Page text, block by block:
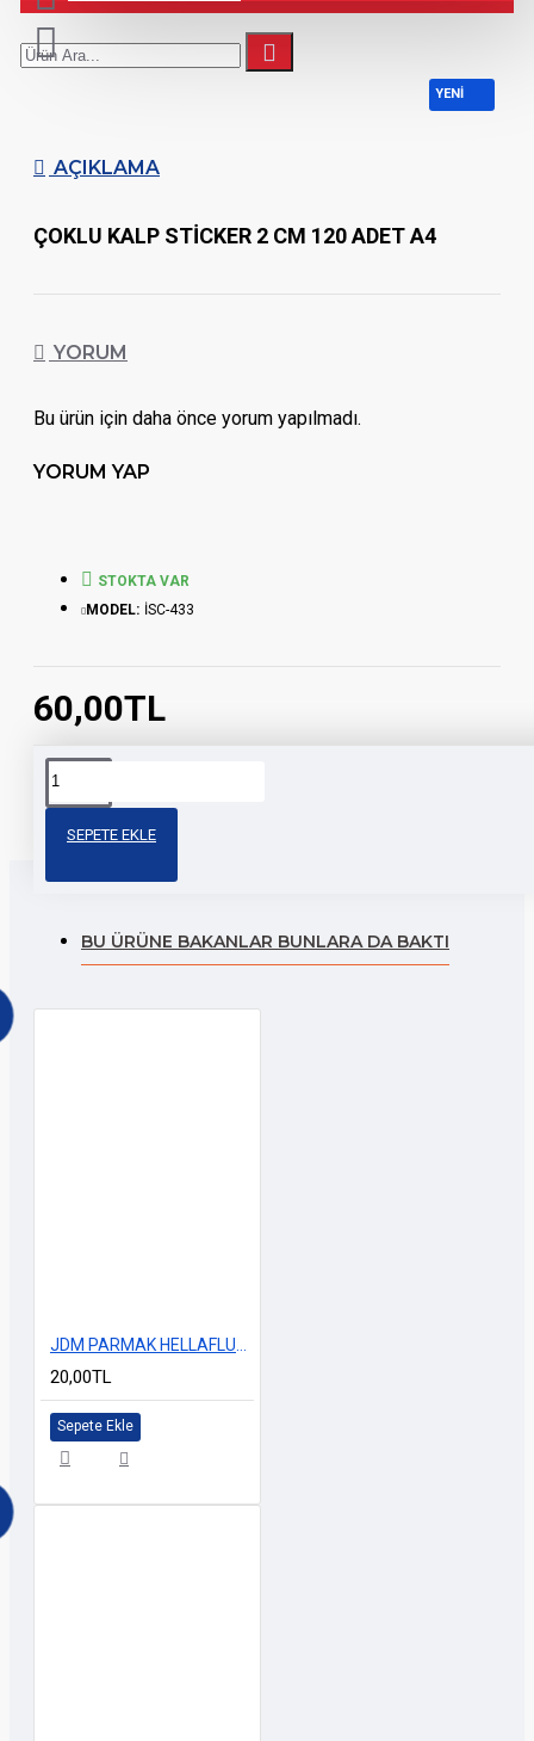
YENİ
AÇIKLAMA
ÇOKLU KALP STİCKER 2 CM 120 ADET A4
YORUM
Bu ürün için daha önce yorum yapılmadı.
YORUM YAP
60,00TL
STOKTA VAR
MODEL: İSC-433
SEPETE EKLE
Etiketler:
BU ÜRÜNE BAKANLAR BUNLARA DA BAKTI
20,00TL
Sepete Ekle